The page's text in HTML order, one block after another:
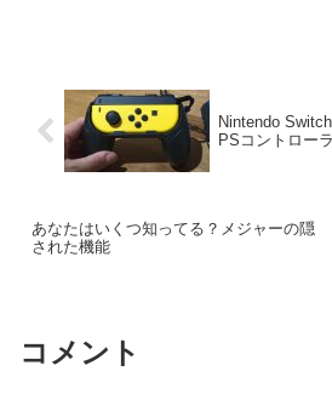
Nintendo
PSコントロー
あなたはいくつ知ってる？メジャーの隠
された機能
コメント